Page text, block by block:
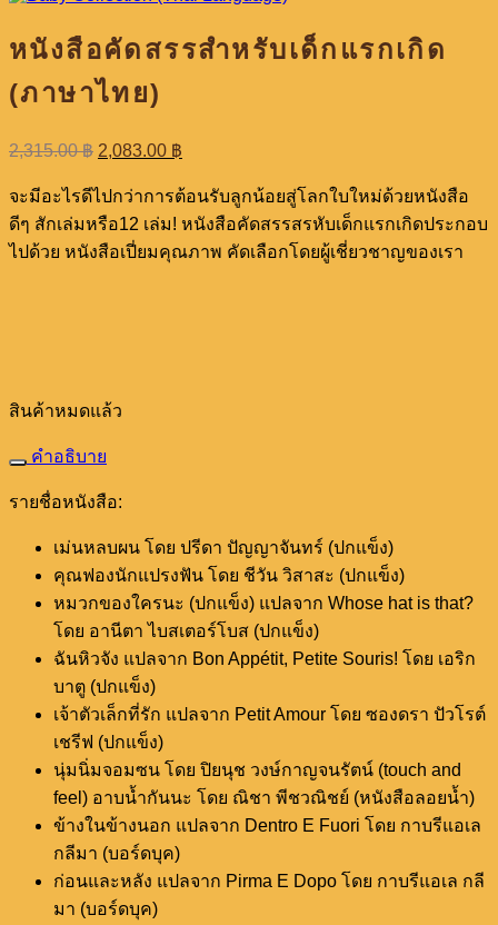
หนังสือคัดสรรสำหรับเด็กแรกเกิด
(ภาษาไทย)
2,315.00฿ Original
price
was:
2,083.00 ฿
price
is:
2,083.00 ฿.
จะมีอะไรดีไปกว่าการต้อนรับลูกน้อยสู่โลกใบใหม่ด้วยหนังสือ
ดีๆ สักเล่มหรือ12 เล่ม! หนังสือคัดสรรสรหับเด็กแรกเกิดประกอบ
ไปด้วย หนังสือเปี่ยมคุณภาพ คัดเลือกโดยผู้เชี่ยวชาญของเรา
สินค้าหมดแล้ว
คำอธิบาย
รายชื่อหนังสือ:
เม่นหลบผน โดย ปรีดา ปัญญาจันทร์ (ปกแข็ง)
คุณฟองนักแปรงฟัน โดย ชีวัน วิสาสะ (ปกแข็ง)
หมวกของใครนะ (ปกแข็ง) แปลจาก Whose hat is that?
โดย อานีตา ไบสเตอร์โบส (ปกแข็ง)
ฉันหิวจัง แปลจาก Bon Appétit, Petite Souris! โดย เอริก
บาตู (ปกแข็ง)
เจ้าตัวเล็กที่รัก แปลจาก Petit Amour โดย ซองดรา ปัวโรต์
เชรีฟ (ปกแข็ง)
นุ่มนิ่มจอมซน โดย ปิยนุช วงษ์กาญจนรัตน์ (touch and
feel) อาบน้ำกันนะ โดย ณิชา พีชวณิชย์ (หนังสือลอยน้ำ)
ข้างในข้างนอก แปลจาก Dentro E Fuori โดย กาบรีแอเล
กลีมา (บอร์ดบุค)
ก่อนและหลัง แปลจาก Pirma E Dopo โดย กาบรีแอเล กลี
มา (บอร์ดบุค)